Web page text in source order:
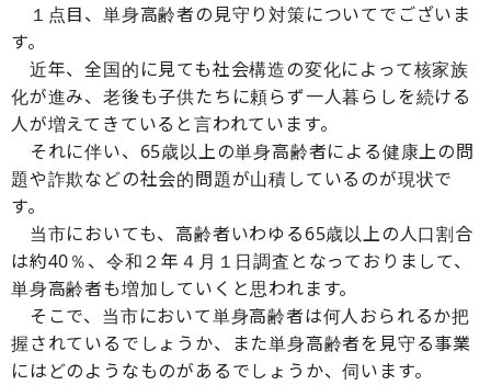
１点目、単身高齢者の見守り対策についてでございま
す。
近年、全国的に見ても社会構造の変化によって核家族
化が進み、老後も子供たちに頼らず一人暮らしを続ける
人が増えてきていると言われています。
それに伴い、65歳以上の単身高齢者による健康上の問
題や詐欺などの社会的問題が山積しているのが現状で
す。
当市においても、高齢者いわゆる65歳以上の人口割合
は約40％、令和２年４月１日調査となっておりまして、
単身高齢者も増加していくと思われます。
そこで、当市において単身高齢者は何人おられるか把
握されているでしょうか、また単身高齢者を見守る事業
にはどのようなものがあるでしょうか、伺います。